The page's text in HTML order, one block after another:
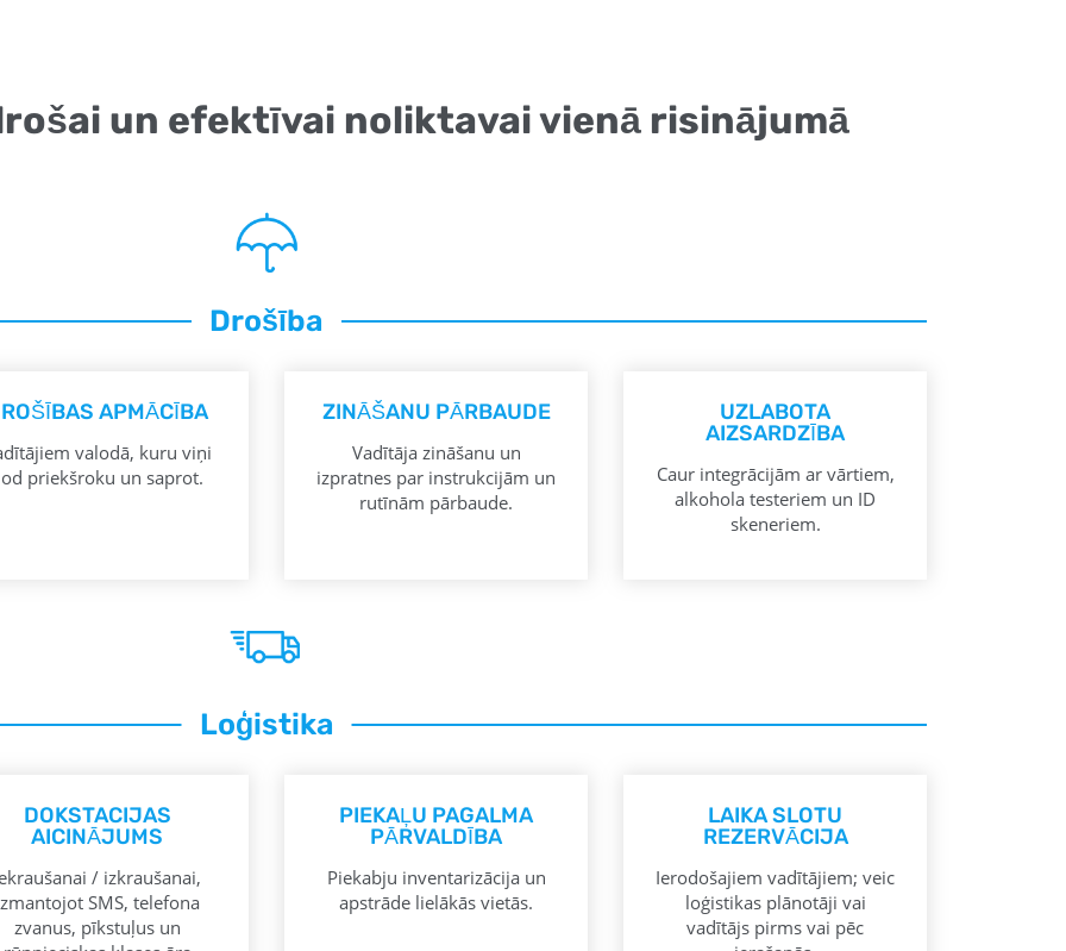
un efektīvai noliktavai vienā risinājumā
Drošība
APMĀCĪBA
valodā, kuru viņi
priekšroku un saprot.
ZINĀŠANU PĀRBAUDE
Vadītāja zināšanu un
izpratnes par instrukcijām un
rutīnām pārbaude.
UZLABOTA
AIZSARDZĪBA
Caur integrācijām ar vārtiem,
alkohola testeriem un ID
skeneriem.
Loģistika
DOKSTACIJAS
AICINĀJUMS
/ izkraušanai,
SMS, telefona
zvanus, pīkstuļus un
PIEKAĻU PAGALMA
PĀRVALDĪBA
Piekabju inventarizācija un
apstrāde lielākās vietās.
LAIKA SLOTU
REZERVĀCIJA
Ierodošajiem vadītājiem; veic
loģistikas plānotāji vai
vadītājs pirms vai pēc